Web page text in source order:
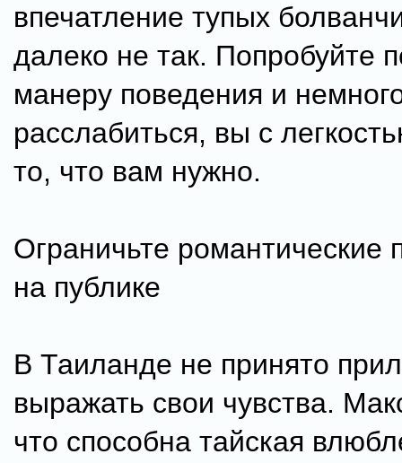
впечатление тупых
далеко не так. Попробуйте
манеру поведения и
расслабиться, вы с
то, что вам нужно.
Ограничьте романтические
на публике
В Таиланде не принято
выражать свои чувства.
что способна тайская